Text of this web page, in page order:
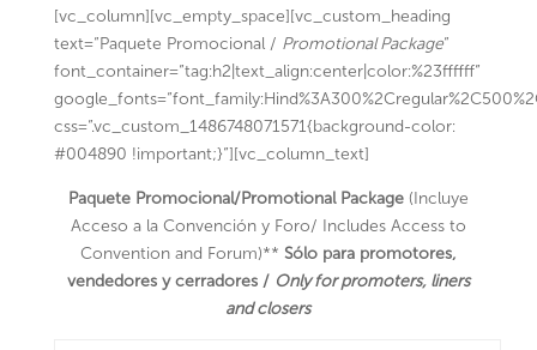
[vc_column][vc_empty_space][vc_custom_heading
text=”Paquete Promocional / Promotional Package”
font_container=”tag:h2|text_align:center|color:%23ffffff”
css=”.vc_custom_1486748071571{background-color:
#004890 !important;}”][vc_column_text]
Paquete Promocional/Promotional Package(Incluye
Acceso a la Convención y Foro/ Includes Access to
Convention and Forum)** Sólo para promotores,
vendedores y cerradores / Only for promoters, liners
and closers